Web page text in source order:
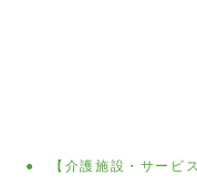
● 【介護施設・サービ